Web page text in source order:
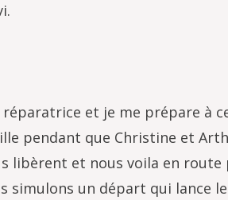
réparatrice et je me prépare à
pendant que Christine et
libèrent et nous voila en route
simulons un départ qui lance